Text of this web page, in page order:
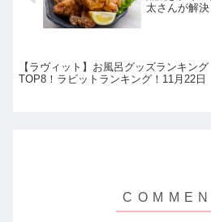
太さんが解決
【ラヴィット】お風呂グッズランキング
TOP8！ラビットランキング！11月22日